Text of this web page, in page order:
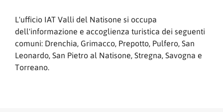
L'ufficio IAT Valli del Natisone si occupa
dell'informazione e accoglienza turistica dei seguenti
comuni: Drenchia, Grimacco, Prepotto, Pulfero, San
Leonardo, San Pietro al Natisone, Stregna, Savogna e
Torreano.